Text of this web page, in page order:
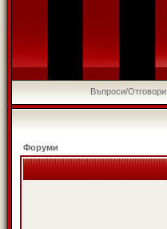
Въпроси/Отговори
Форуми